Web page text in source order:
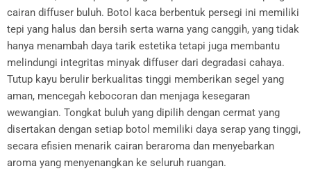
cairan diffuser buluh. Botol kaca berbentuk persegi ini memiliki
tepi yang halus dan bersih serta warna yang canggih, yang tidak
hanya menambah daya tarik estetika tetapi juga membantu
melindungi integritas minyak diffuser dari degradasi cahaya.
Tutup kayu berulir berkualitas tinggi memberikan segel yang
aman, mencegah kebocoran dan menjaga kesegaran
wewangian. Tongkat buluh yang dipilih dengan cermat yang
disertakan dengan setiap botol memiliki daya serap yang tinggi,
secara efisien menarik cairan beraroma dan menyebarkan
aroma yang menyenangkan ke seluruh ruangan.